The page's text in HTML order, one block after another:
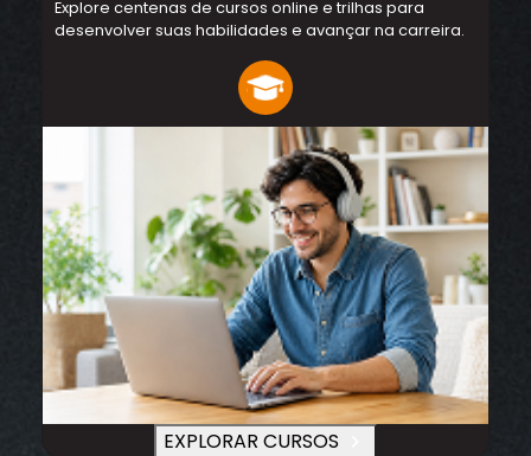
Explore centenas de cursos online e trilhas para
desenvolver suas habilidades e avançar na carreira.
EXPLORAR CURSOS